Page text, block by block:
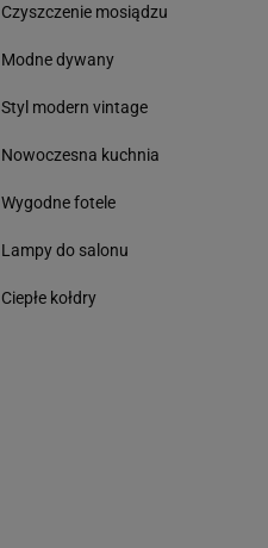
Czyszczenie mosiądzu
Modne dywany
Styl modern vintage
Nowoczesna kuchnia
Wygodne fotele
Lampy do salonu
Ciepłe kołdry